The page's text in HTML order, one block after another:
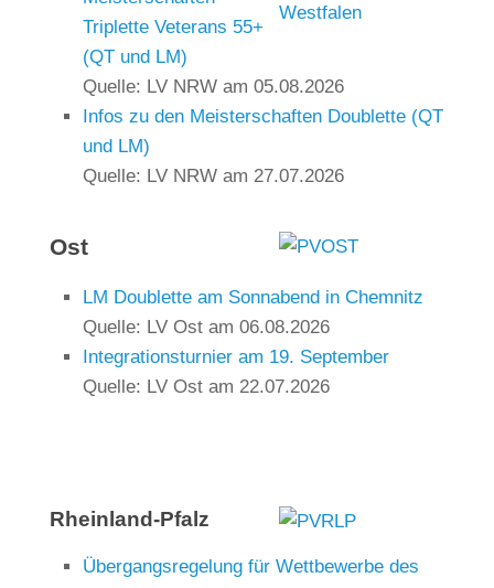
Triplette Veterans 55+
(QT und LM)
Quelle: LV NRW am 05.08.2026
Infos zu den Meisterschaften Doublette (QT
und LM)
Quelle: LV NRW am 27.07.2026
Ost
LM Doublette am Sonnabend in Chemnitz
Quelle: LV Ost am 06.08.2026
Integrationsturnier am 19. September
Quelle: LV Ost am 22.07.2026
Rheinland-Pfalz
Übergangsregelung für Wettbewerbe des